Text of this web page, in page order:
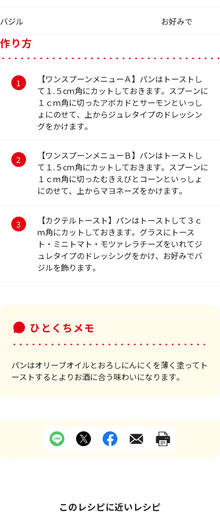
バジル お好みで
作り方
【ワンスプーンメニューＡ】パンはトーストし
て１.５cｍ角にカットしておきます。スプーンに
１ｃｍ角に切ったアボカドとサーモンといっし
ょにのせて、上からジュレタイプのドレッシン
グをかけます。
【ワンスプーンメニューＢ】パンはトーストし
て１.５cｍ角にカットしておきます。スプーンに
１ｃｍ角に切ったむきえびとコーンといっしょ
にのせて、上からマヨネーズをかけます。
【カクテルトースト】パンはトーストして３ｃ
ｍ角にカットしておきます。グラスにトース
ト・ミニトマト・モツァレラチーズをいれてジ
ュレタイプのドレッシングをかけ、お好みでバ
ジルを飾ります。
ひとくちメモ
パンはオリーブオイルとおろしにんにくを薄く塗ってト
ーストするとよりお酒に合う味わいになります。
このレシピに近いレシピ